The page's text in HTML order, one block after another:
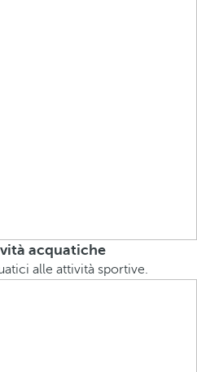
acquatiche
alle attività sportive.